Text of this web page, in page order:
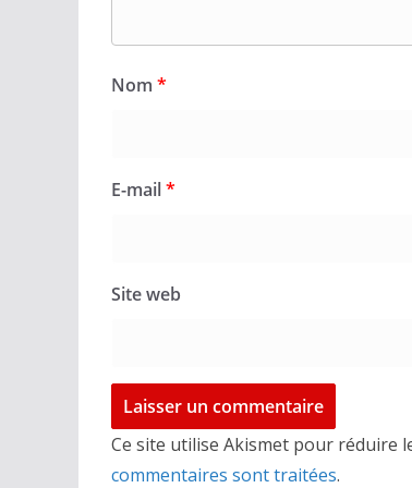
Nom *
E-mail*
Site web
Ce site utilise Akismet pour réduire
commentaires sont traitées.